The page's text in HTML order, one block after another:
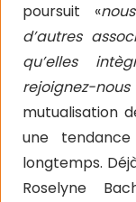
poursuit «
d’autres
qu’elles
rejoignez-
mutualisation
une
longtemps.
Roselyne